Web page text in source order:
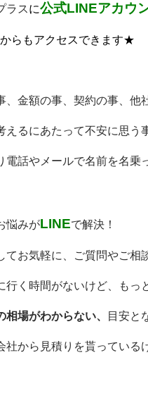
ラスに公式LINEアカウ
らもアクセスできます★
、金額の事、契約の事、他
えるにあたって不安に思う
電話やメールで名前を名乗
悩みがLINEで解決！
てお気軽に、ご質問やご相
行く時間がないけど、もっ
相場がわからない、 目安と
社から見積りを貰っている